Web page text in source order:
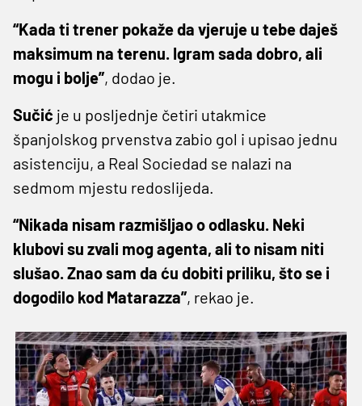
“Kada ti trener pokaže da vjeruje u tebe daješ
maksimum na terenu. Igram sada dobro, ali
mogu i bolje”, dodao je.
Sučić je u posljednje četiri utakmice
španjolskog prvenstva zabio gol i upisao jednu
asistenciju, a Real Sociedad se nalazi na
sedmom mjestu redoslijeda.
“Nikada nisam razmišljao o odlasku. Neki
klubovi su zvali mog agenta, ali to nisam niti
slušao. Znao sam da ću dobiti priliku, što se i
dogodilo kod Matarazza”, rekao je.